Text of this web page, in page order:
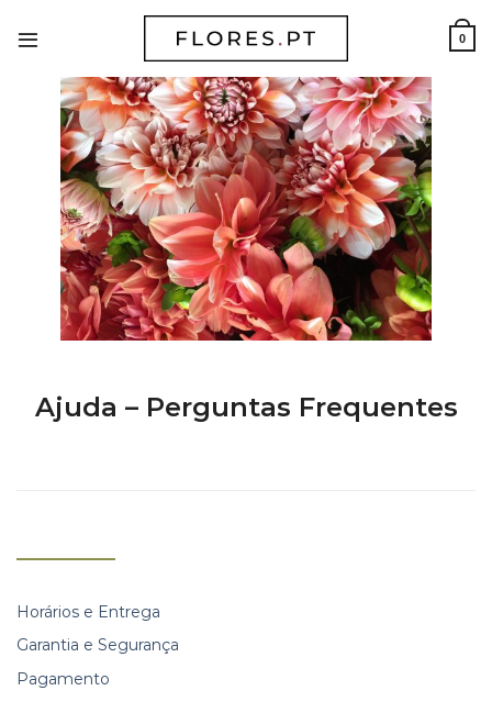
0
Ajuda – Perguntas Frequentes
Horários e Entrega
Garantia e Segurança
Pagamento